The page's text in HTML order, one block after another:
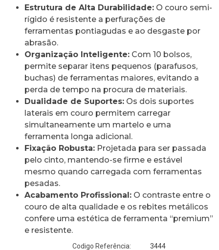
Estrutura de Alta Durabilidade: O couro semi-
rígido é resistente a perfurações de
ferramentas pontiagudas e ao desgaste por
abrasão.
Organização Inteligente: Com 10 bolsos,
permite separar itens pequenos (parafusos,
buchas) de ferramentas maiores, evitando a
perda de tempo na procura de materiais.
Dualidade de Suportes: Os dois suportes
laterais em couro permitem carregar
simultaneamente um martelo e uma
ferramenta longa adicional.
Fixação Robusta: Projetada para ser passada
pelo cinto, mantendo-se firme e estável
mesmo quando carregada com ferramentas
pesadas.
Acabamento Profissional: O contraste entre o
couro de alta qualidade e os rebites metálicos
confere uma estética de ferramenta “premium”
e resistente.
Codigo Referência: 3444